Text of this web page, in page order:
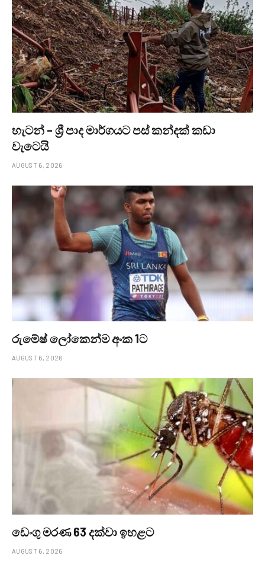
හැටන් – ශ්‍රී පාද මාර්ගයට පස් කන්දක් කඩා
වැටෙයි
AUGUST 6, 2026
රුමේෂ් ලෝකෙන්ම අංක 1ට
AUGUST 6, 2026
ඩෙංගු මරණ 63 දක්වා ඉහළට
AUGUST 6, 2026